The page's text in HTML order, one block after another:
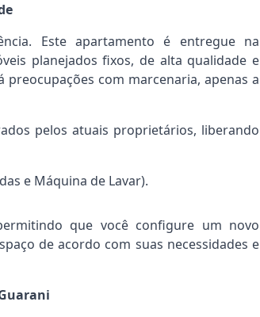
Este apartamento é entregue na
planejados fixos, de alta qualidade e
com marcenaria, apenas a
pelos atuais proprietários, liberando
e Máquina de Lavar).
que você configure um novo
de acordo com suas necessidades e